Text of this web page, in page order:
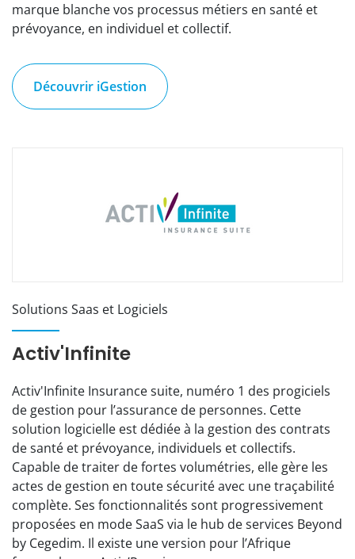
marque blanche vos processus métiers en santé et
prévoyance, en individuel et collectif.
Découvrir iGestion
Solutions Saas et Logiciels
Activ'Infinite
Activ'Infinite Insurance suite, numéro 1 des progiciels
de gestion pour l’assurance de personnes. Cette
solution logicielle est dédiée à la gestion des contrats
de santé et prévoyance, individuels et collectifs.
Capable de traiter de fortes volumétries, elle gère les
actes de gestion en toute sécurité avec une traçabilité
complète. Ses fonctionnalités sont progressivement
proposées en mode SaaS via le hub de services Beyond
by Cegedim. Il existe une version pour l’Afrique